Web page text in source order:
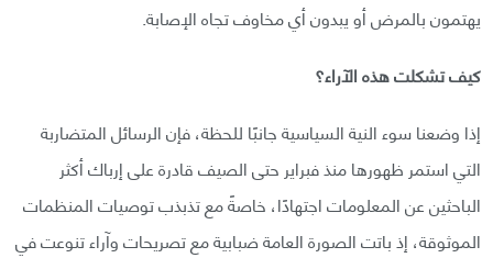
يهتمون بالمرض أو يبدون أي مخاوف تجاه الإصابة.
كيف تشكلت هذه الآراء؟
إذا وضعنا سوء النية السياسية جانبًا للحظة، فإن الرسائل المتضاربة
التي استمر ظهورها منذ فبراير حتى الصيف قادرة على إرباك أكثر
الباحثين عن المعلومات اجتهادًا، خاصةً مع تذبذب توصيات المنظمات
الموثوقة، إذ باتت الصورة العامة ضبابية مع تصريحات وآراء تنوعت في